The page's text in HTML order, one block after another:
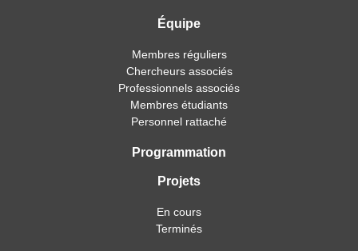
Équipe
Membres réguliers
Chercheurs associés
Professionnels associés
Membres étudiants
Personnel rattaché
Programmation
Projets
En cours
Terminés